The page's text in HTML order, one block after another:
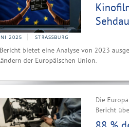
2025 STRASSBURG
bietet eine Analyse von 2023
der Europäischen Union.
Die
Bericht